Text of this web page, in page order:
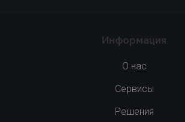
Информация
О нас
Сервисы
Решения